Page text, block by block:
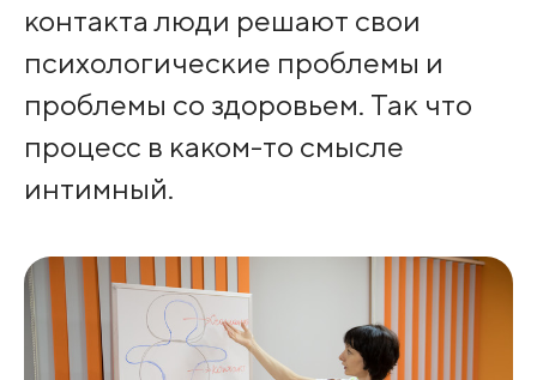
контакта люди решают свои
психологические проблемы и
проблемы со здоровьем. Так что
процесс в каком-то смысле
интимный.